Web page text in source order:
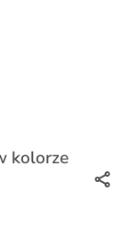
kolorze